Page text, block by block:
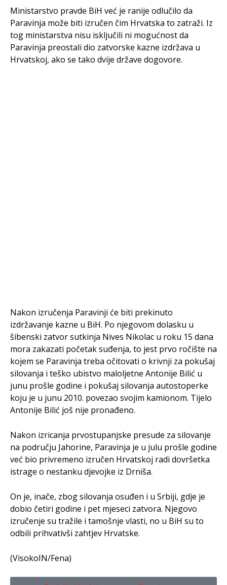
Ministarstvo pravde BiH već je ranije odlučilo da
Paravinja može biti izručen čim Hrvatska to zatraži. Iz
tog ministarstva nisu isključili ni mogućnost da
Paravinja preostali dio zatvorske kazne izdržava u
Hrvatskoj, ako se tako dvije države dogovore.
Nakon izručenja Paravinji će biti prekinuto
izdržavanje kazne u BiH. Po njegovom dolasku u
šibenski zatvor sutkinja Nives Nikolac u roku 15 dana
mora zakazati početak suđenja, to jest prvo ročište na
kojem se Paravinja treba očitovati o krivnji za pokušaj
silovanja i teško ubistvo maloljetne Antonije Bilić u
junu prošle godine i pokušaj silovanja autostoperke
koju je u junu 2010. povezao svojim kamionom. Tijelo
Antonije Bilić još nije pronađeno.
Nakon izricanja prvostupanjske presude za silovanje
na području Jahorine, Paravinja je u julu prošle godine
već bio privremeno izručen Hrvatskoj radi dovršetka
istrage o nestanku djevojke iz Drniša.
On je, inače, zbog silovanja osuđen i u Srbiji, gdje je
dobio četiri godine i pet mjeseci zatvora. Njegovo
izručenje su tražile i tamošnje vlasti, no u BiH su to
odbili prihvativši zahtjev Hrvatske.
(VisokoIN/Fena)